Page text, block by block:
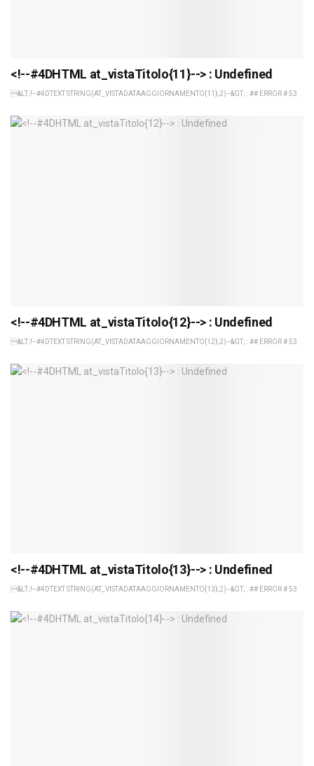
<!--#4DHTML at_vistaTitolo{11}--> : Undefined
&LT;!--#4DTEXT STRING(AT_VISTADATAAGGIORNAMENTO{11};2)--&GT; : ## ERROR # 53
<!--#4DHTML at_vistaTitolo{12}--> : Undefined
&LT;!--#4DTEXT STRING(AT_VISTADATAAGGIORNAMENTO{12};2)--&GT; : ## ERROR # 53
<!--#4DHTML at_vistaTitolo{13}--> : Undefined
&LT;!--#4DTEXT STRING(AT_VISTADATAAGGIORNAMENTO{13};2)--&GT; : ## ERROR # 53